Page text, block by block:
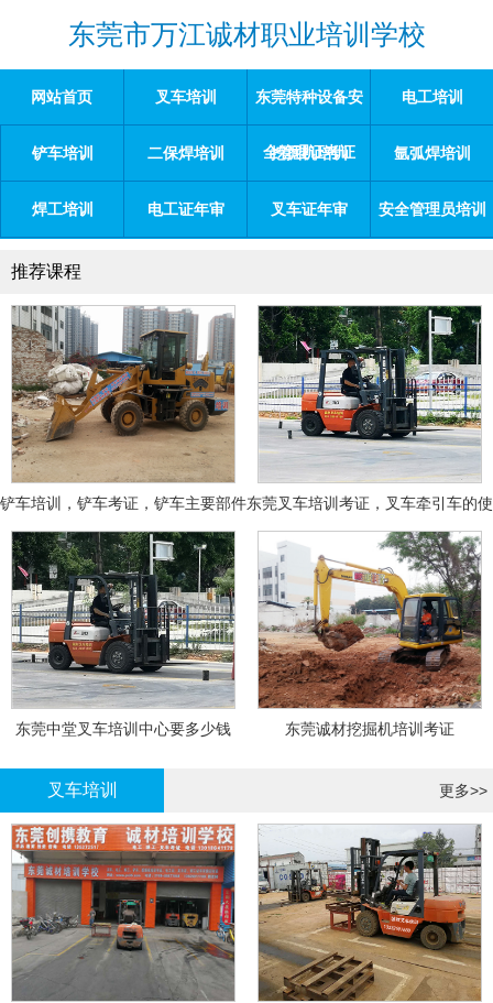
东莞市万江诚材职业培训学校
网站首页 叉车培训 东莞特种设备安
全管理证考证
电工培训
铲车培训 二保焊培训 挖掘机培训 氩弧焊培训
焊工培训 电工证年审 叉车证年审 安全管理员培训
推荐课程
铲车培训，铲车考证，铲车主要部件东莞叉车培训考证，叉车牵引车的使
用和操作
东莞中堂叉车培训中心要多少钱 东莞诚材挖掘机培训考证
叉车培训 更多>>